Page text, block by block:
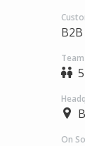
B2B
On